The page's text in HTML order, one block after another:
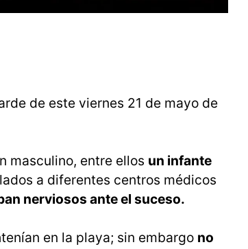
de este viernes 21 de mayo de
masculino, entre ellos un infante
a diferentes centros médicos
nerviosos ante el suceso.
en la playa; sin embargo no